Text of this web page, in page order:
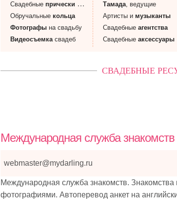
Свадебные прически
Обручальные кольца
Фотографы на свадьбу
Видеосъемкасвадеб
Тамада, ведущие
Артисты и музыканты
Свадебные агентства
Свадебные аксессуары
СВАДЕБНЫЕ
Международная служба
webmaster@mydarling.ru
Международная служба знакомств.
фотографиями. Автоперевод анкет на